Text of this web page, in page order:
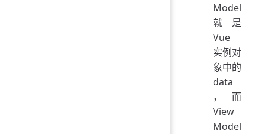
Model
就是
Vue
实例对
象中的
data
，而
View
Model